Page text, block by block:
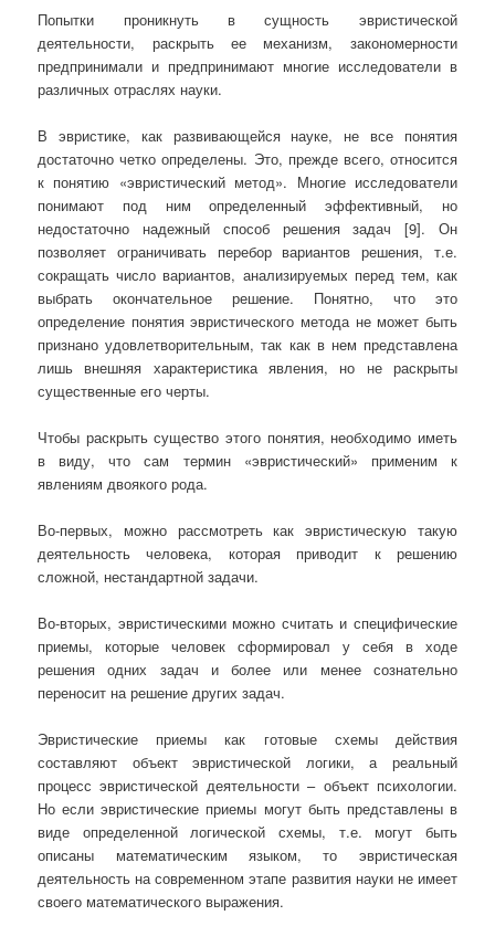
Попытки проникнуть в сущность эвристической
деятельности, раскрыть ее механизм, закономерности
предпринимали и предпринимают многие исследователи в
различных отраслях науки.
В эвристике, как развивающейся науке, не все понятия
достаточно четко определены. Это, прежде всего, относится
к понятию «эвристический метод». Многие исследователи
понимают под ним определенный эффективный, но
недостаточно надежный способ решения задач [9]. Он
позволяет ограничивать перебор вариантов решения, т.е.
сокращать число вариантов, анализируемых перед тем, как
выбрать окончательное решение. Понятно, что это
определение понятия эвристического метода не может быть
признано удовлетворительным, так как в нем представлена
лишь внешняя характеристика явления, но не раскрыты
существенные его черты.
Чтобы раскрыть существо этого понятия, необходимо иметь
в виду, что сам термин «эвристический» применим к
явлениям двоякого рода.
Во-первых, можно рассмотреть как эвристическую такую
деятельность человека, которая приводит к решению
сложной, нестандартной задачи.
Во-вторых, эвристическими можно считать и специфические
приемы, которые человек сформировал у себя в ходе
решения одних задач и более или менее сознательно
переносит на решение других задач.
Эвристические приемы как готовые схемы действия
составляют объект эвристической логики, а реальный
процесс эвристической деятельности – объект психологии.
Но если эвристические приемы могут быть представлены в
виде определенной логической схемы, т.е. могут быть
описаны математическим языком, то эвристическая
деятельность на современном этапе развития науки не имеет
своего математического выражения.